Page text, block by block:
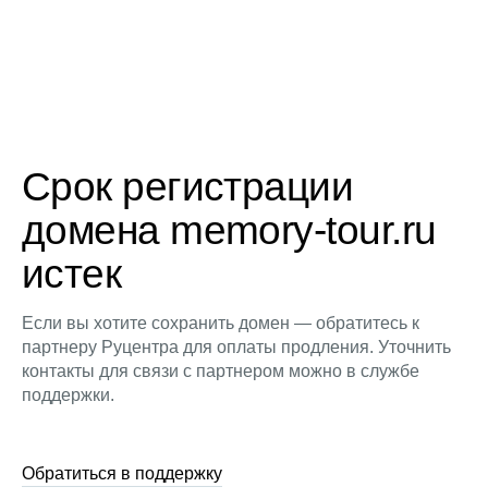
Срок регистрации
домена memory-tour.ru
истек
Если вы хотите сохранить домен — обратитесь к
партнеру Руцентра для оплаты продления. Уточнить
контакты для связи с партнером можно в службе
поддержки.
Обратиться в поддержку